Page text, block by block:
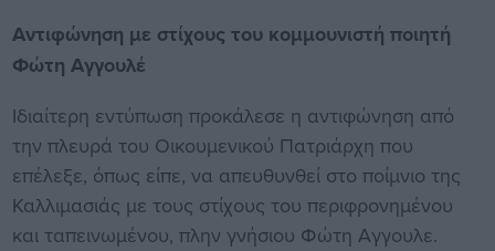
Αντιφώνηση με στίχους του κομμουνιστή ποιητή
Φώτη Αγγουλέ
Ιδιαίτερη εντύπωση προκάλεσε η αντιφώνηση από
την πλευρά του Οικουμενικού Πατριάρχη που
επέλεξε, όπως είπε, να απευθυνθεί στο ποίμνιο της
Καλλιμασιάς με τους στίχους του περιφρονημένου
και ταπεινωμένου, πλην γνήσιου Φώτη Αγγουλε.